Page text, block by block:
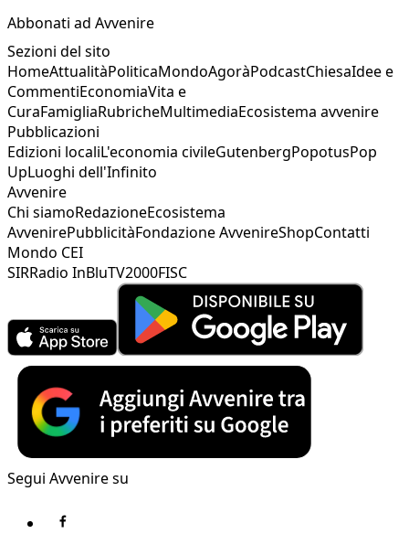
Abbonati ad Avvenire
Sezioni del sito
HomeAttualitàPoliticaMondoAgoràPodcastChiesaIdee e
CommentiEconomiaVita e
CuraFamigliaRubricheMultimediaEcosistema avvenire
Pubblicazioni
Edizioni localiL'economia civileGutenbergPopotusPop
UpLuoghi dell'Infinito
Avvenire
Chi siamoRedazioneEcosistema
AvvenirePubblicitàFondazione AvvenireShopContatti
Mondo CEI
SIRRadio InBluTV2000FISC
Segui Avvenire su